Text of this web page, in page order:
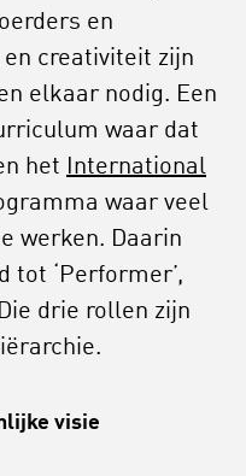
en
creativiteit zijn
elkaar nodig. Een
waar dat
het
International
waar veel
werken. Daarin
tot ‘Performer’,
Die drie rollen zijn
visie